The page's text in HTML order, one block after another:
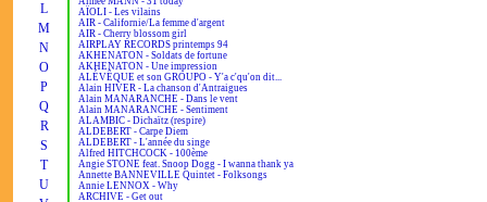
L
M
N
O
P
Q
R
S
T
U
AÏOLI - Les vilains
AIR - Californie/La femme d'argent
AIR - Cherry blossom girl
AIRPLAY RECORDS printemps 94
AKHENATON - Soldats de fortune
AKHENATON - Une impression
ALÉVÊQUE et son GROUPO - Y'a c'qu'on dit...
Alain HIVER - La chanson d'Antraigues
Alain MANARANCHE - Dans le vent
Alain MANARANCHE - Sentiment
ALAMBIC - Dichaïtz (respire)
ALDEBERT - Carpe Diem
ALDEBERT - L'année du singe
Alfred HITCHCOCK - 100ème
Angie STONE feat. Snoop Dogg - I wanna thank ya
Annette BANNEVILLE Quintet - Folksongs
Annie LENNOX - Why
ARCHIVE - Get out